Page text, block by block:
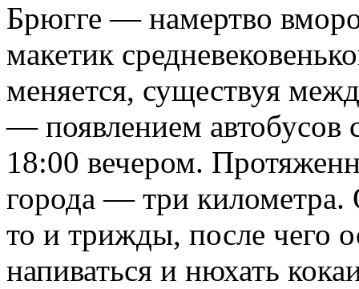
Брюгге — намертво
макетик
меняется, существуя
— появлением автобусов
18:00 вечером.
города — три километра.
то и трижды, после чего
напиваться и нюхать